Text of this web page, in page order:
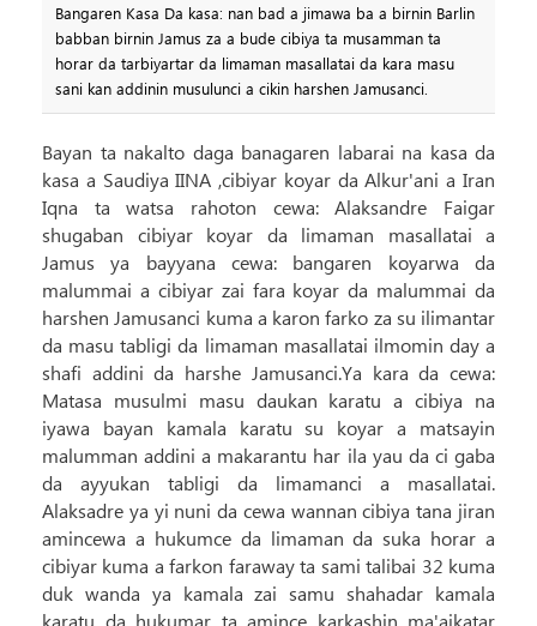
Bangaren Kasa Da kasa: nan bad a jimawa ba a birnin Barlin
babban birnin Jamus za a bude cibiya ta musamman ta
horar da tarbiyartar da limaman masallatai da kara masu
sani kan addinin musulunci a cikin harshen Jamusanci.
Bayan ta nakalto daga banagaren labarai na kasa da
kasa a Saudiya IINA ,cibiyar koyar da Alkur'ani a Iran
Iqna ta watsa rahoton cewa: Alaksandre Faigar
shugaban cibiyar koyar da limaman masallatai a
Jamus ya bayyana cewa: bangaren koyarwa da
malummai a cibiyar zai fara koyar da malummai da
harshen Jamusanci kuma a karon farko za su ilimantar
da masu tabligi da limaman masallatai ilmomin day a
shafi addini da harshe Jamusanci.Ya kara da cewa:
Matasa musulmi masu daukan karatu a cibiya na
iyawa bayan kamala karatu su koyar a matsayin
malumman addini a makarantu har ila yau da ci gaba
da ayyukan tabligi da limamanci a masallatai.
Alaksadre ya yi nuni da cewa wannan cibiya tana jiran
amincewa a hukumce da limaman da suka horar a
cibiyar kuma a farkon faraway ta sami talibai 32 kuma
duk wanda ya kamala zai samu shahadar kamala